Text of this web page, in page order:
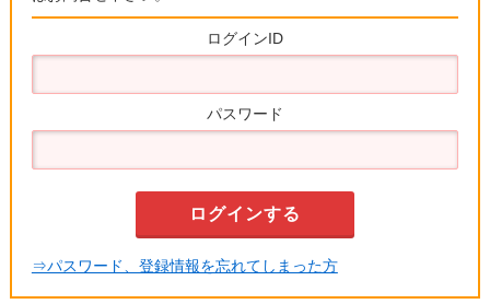
ログインID
パスワード
⇒パスワード、登録情報を忘れてしまった方